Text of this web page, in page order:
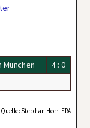
München
4 : 0
Quelle: Stephan Heer, EPA